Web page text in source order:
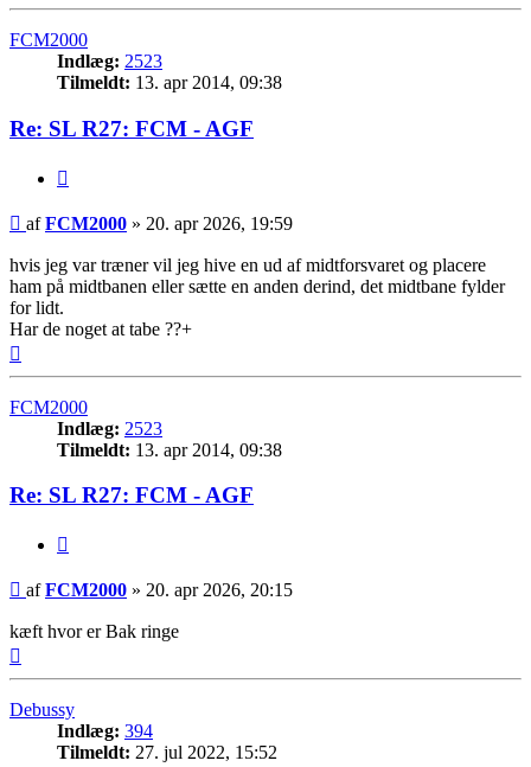
FCM2000
Indlæg: 2523
Tilmeldt: 13. apr 2014, 09:38
Re: SL R27: FCM - AGF
Indlæg
afFCM2000 » 20. apr 2026, 19:59
hvis jeg var træner vil jeg hive en ud af midtforsvaret og placere
ham på midtbanen eller sætte en anden derind, det midtbane fylder
for lidt.
Har de noget at tabe ??+
FCM2000
Indlæg: 2523
Tilmeldt: 13. apr 2014, 09:38
Re: SL R27: FCM - AGF
Indlæg
afFCM2000 » 20. apr 2026, 20:15
kæft hvor er Bak ringe
Debussy
Indlæg: 394
Tilmeldt: 27. jul 2022, 15:52